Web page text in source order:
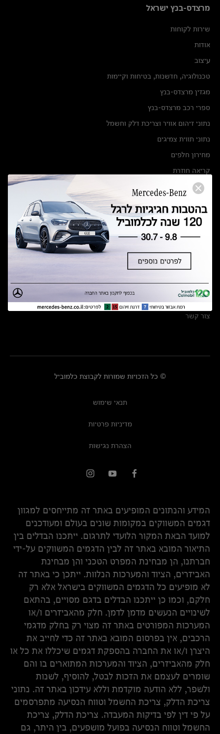
מרצדס-בנץ ישראל
שירות לקוחות
אודות
עיצוב
טכנולוגיה, חדשנות, בטיחות וקיימות
מגזין מרצדס-בנץ
ספרי רכב מרצדס-בנץ
נתוני זיהום אוויר וצריכת דלק וחשמל
נתוני תווית צמיגים
מחירון חלפים
קריאה חוזרת
הודעה על הטבות לרכבי מרצדס בהסדר פשרה בתצ 56447-02-19
תקנון ימי מכירות 120 לכלמוביל
מצאו אותנו
אולמות תצוגה
מרכזי שירות
צור קשר
© כל הזכויות שמורות לקבוצת כלמוביל
תנאי שימוש
מדיניות פרטיות
הצהרת נגישות
המידע והנתונים המופיעים באתר זה מתייחסים למגוון
דגמים המשווקים במקומות שונים בעולם ומעודכנים
למועד הבאת המקור הלועדי לתרגום. ייתכנו הבדלים בין
התיאור המובא באתר זה לבין הדגמים המשווקים על-ידי
חברתנו, הן מבחינת המפרט הטכני והן מבחינת
האביזרים, הציוד והמערכות הנלוות. ייתכן כי באתר זה
לא מופיעים כל הדגמים המשווקים בישראל אלא רק
חלקם, וכמו כן ייתכנו הבדלים בדגם מסויים, בהתאם
לשינויים הנעשים מדמן לדמן. חלק מהאביזרים ו/או
המערכות המפורטים באתר זה מצוי רק בחלק מדגמי
הרכבים, אין בפרסום המובא באתר זה כדי לחייב את
היצרן ו/או את החברה בהספקת דגמים שיכללו את כל או
חלק מהאביזרים, הציוד והמערכות המתוארים בו והם
שומרים לעצמם את הזכות לבטל, להוסיף, לשנות
ולשפר, ללא הודעה מוקדמת וללא עידכון באתר זה. נתוני
צריכת הדלק, צריכת החשמל וטווח הנסיעה מתפרסמים
על פי דין לפי בדיקות המעבדה. צריכת הדלק, צריכת
החשמל וטווח הנסיעה בפועל מושפעים, בין היתר, גם